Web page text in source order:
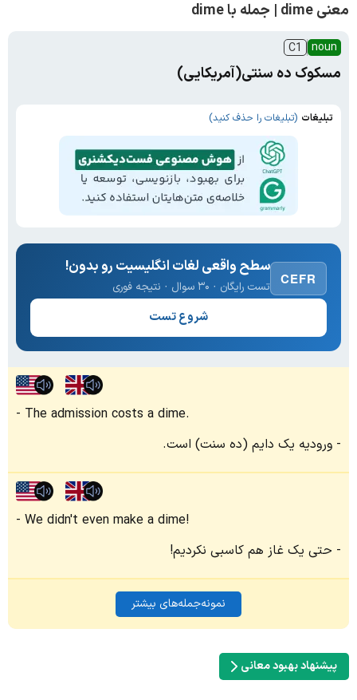
معنی dime | جمله با dime
noun
C1
مسکوک ده سنتی(آمریکایی)
تبلیغات (تبلیغات را حذف کنید)
CEFR
سطح واقعی لغات انگلیسیت رو بدون!
تست رایگان · ۳۰ سوال · نتیجه فوری
شروع تست
The admission costs a dime.
ورودیه یک دایم (ده سنت) است.
We didn't even make a dime!
حتی یک غاز هم کاسبی نکردیم!
نمونه‌جمله‌های بیشتر
پیشنهاد بهبود معانی